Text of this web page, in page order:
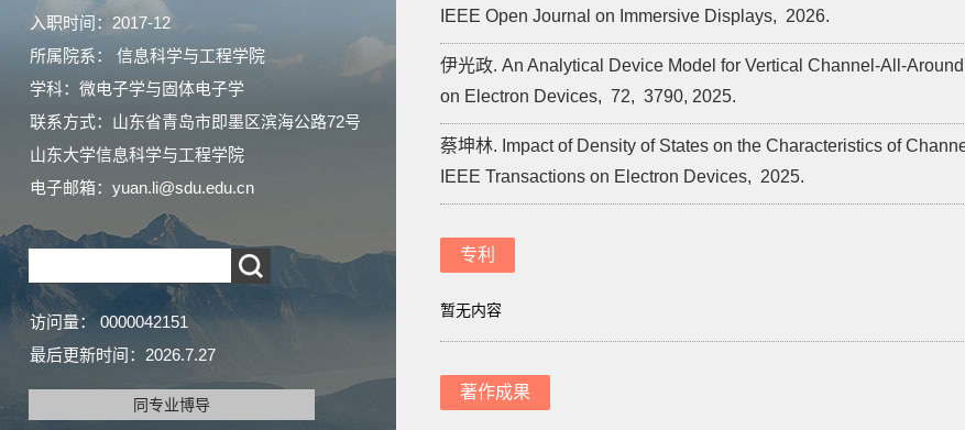
入职时间：2017-12
所属院系： 信息科学与工程学院
学科：微电子学与固体电子学
联系方式： 山东省青岛市即墨区滨海公路72号
山东大学信息科学与工程学院
电子邮箱： yuan.li@sdu.edu.cn
访问量： 0000042151
最后更新时间： 2026.7.27
同专业博导
IEEE Open Journal on Immersive Displays, 2026.
伊光政. An Analytical Device Model for Vertical Channel-All-
on Electron Devices, 72, 3790, 2025.
蔡坤林. Impact of Density of States on the Characteristics of
IEEE Transactions on Electron Devices, 2025.
专利
暂无内容
著作成果